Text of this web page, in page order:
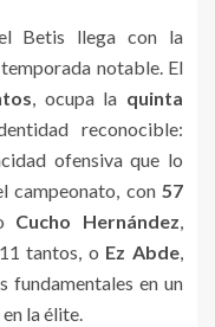
Betis llega con la
notable. El
, ocupa la quinta
reconocible:
ofensiva que lo
campeonato, con 57
Cucho Hernández,
tantos, o Ez Abde,
fundamentales en un
la élite.